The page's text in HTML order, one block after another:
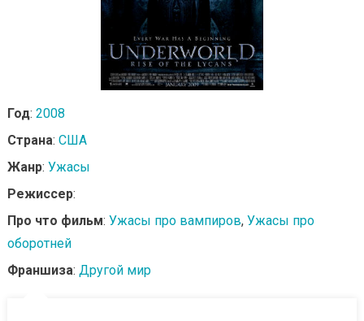
Год: 2008
Страна: США
Жанр: Ужасы
Режиссер:
Про что фильм: Ужасы про вампиров, Ужасы про
оборотней
Франшиза: Другой мир